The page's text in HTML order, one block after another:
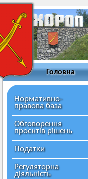
Головна
Нормативно-
правова база
Обговорення
проєктів рішень
Податки
Регуляторна
діяльність